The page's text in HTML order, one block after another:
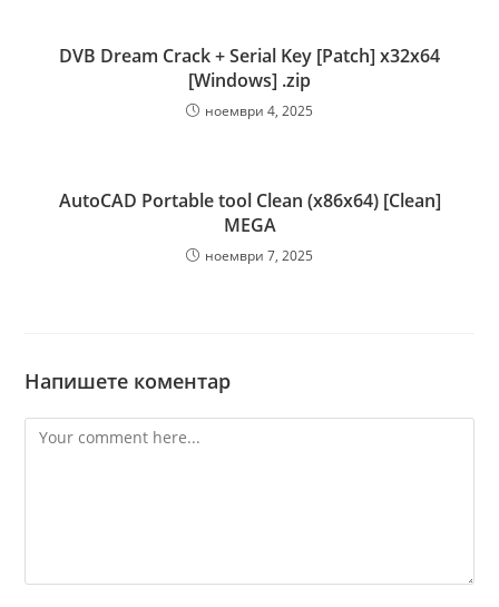
DVB Dream Crack + Serial Key [Patch] x32x64
[Windows] .zip
ноември 4, 2025
AutoCAD Portable tool Clean (x86x64) [Clean]
MEGA
ноември 7, 2025
Напишете коментар
Comment